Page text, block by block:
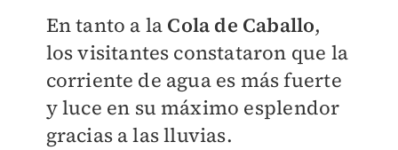
En tanto a la Cola de Caballo,
los visitantes constataron que la
corriente de agua es más fuerte
y luce en su máximo esplendor
gracias a las lluvias.